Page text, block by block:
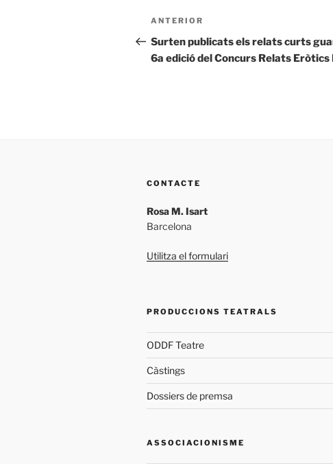
Navegació
d'entrades
Entrada
anterior
ANTERIOR
Surten publicats els relats curts
6a edició del Concurs Relats Eròtics
CONTACTE
Rosa M. Isart
Barcelona
Utilitza el formulari
PRODUCCIONS TEATRALS
ODDF Teatre
Càstings
Dossiers de premsa
ASSOCIACIONISME